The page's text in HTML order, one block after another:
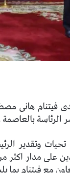
هانى
الرئاسة
تحيات وتقدير
على مدار